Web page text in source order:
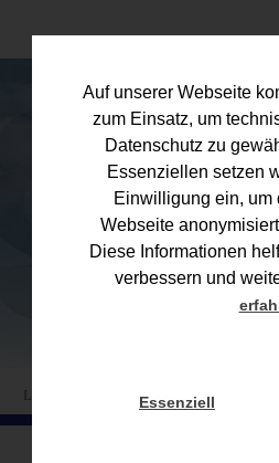
Auf unserer Webseite
zum Einsatz, um
Datenschutz zu
Essenziellen setzen
Einwilligung ein, um
Webseite
Diese Informationen
verbessern und
Essenziell
LEISTUNGEN KOOPERATION